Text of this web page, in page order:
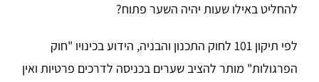
להחליט באילו שעות יהיה השער פתוח?
לפי תיקון 101 לחוק התכנון והבניה, הידוע בכינויו "חוק
הפרגולות" מותר להציב שערים בכניסה לדרכים פרטיות ואין